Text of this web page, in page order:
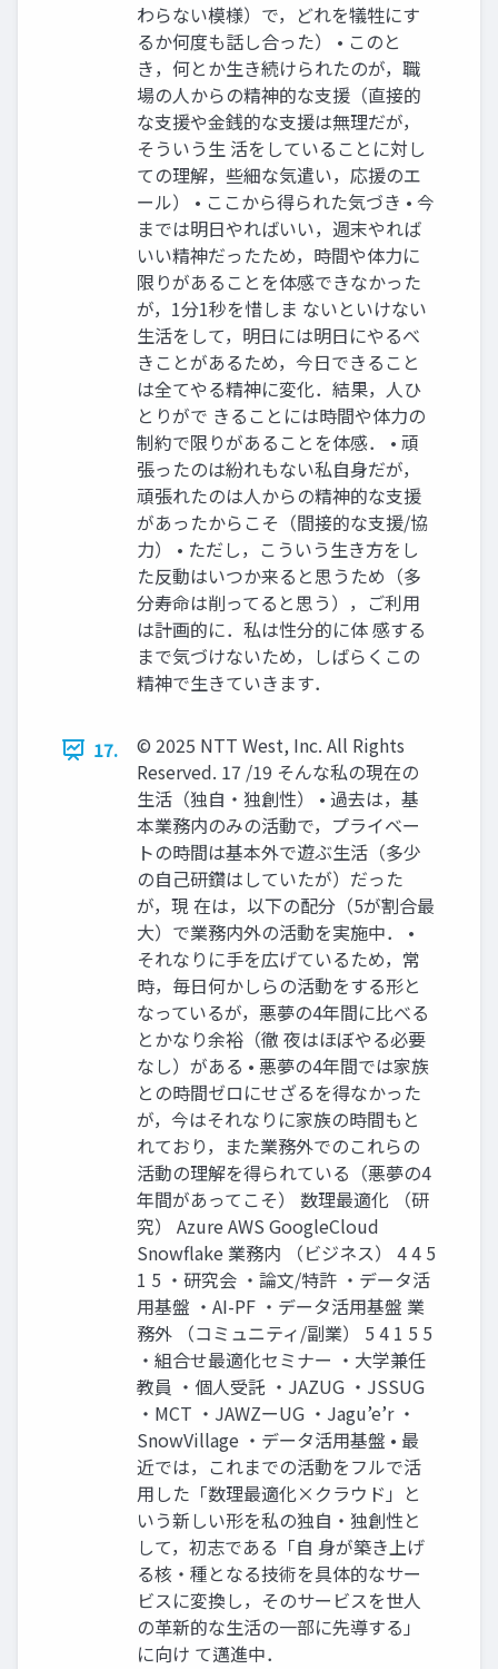
わらない模様）で，どれを犠牲にす
るか何度も話し合った） • このと
き，何とか生き続けられたのが，職
場の人からの精神的な支援（直接的
な支援や金銭的な支援は無理だが，
そういう生 活をしていることに対し
ての理解，些細な気遣い，応援のエ
ール） • ここから得られた気づき • 今
までは明日やればいい，週末やれば
いい精神だったため，時間や体力に
限りがあることを体感できなかった
が，1分1秒を惜しま ないといけない
生活をして，明日には明日にやるべ
きことがあるため，今日できること
は全てやる精神に変化．結果，人ひ
とりがで きることには時間や体力の
制約で限りがあることを体感． • 頑
張ったのは紛れもない私自身だが，
頑張れたのは人からの精神的な支援
があったからこそ（間接的な支援/協
力） • ただし，こういう生き方をし
た反動はいつか来ると思うため（多
分寿命は削ってると思う），ご利用
は計画的に．私は性分的に体 感する
まで気づけないため，しばらくこの
精神で生きていきます．
17.
© 2025 NTT West, Inc. All Rights
Reserved. 17 /19 そんな私の現在の
生活（独自・独創性） • 過去は，基
本業務内のみの活動で，プライベー
トの時間は基本外で遊ぶ生活（多少
の自己研鑽はしていたが）だった
が，現 在は，以下の配分（5が割合最
大）で業務内外の活動を実施中． •
それなりに手を広げているため，常
時，毎日何かしらの活動をする形と
なっているが，悪夢の4年間に比べる
とかなり余裕（徹 夜はほぼやる必要
なし）がある • 悪夢の4年間では家族
との時間ゼロにせざるを得なかった
が，今はそれなりに家族の時間もと
れており，また業務外でのこれらの
活動の理解を得られている（悪夢の4
年間があってこそ） 数理最適化 （研
究） Azure AWS GoogleCloud
Snowflake 業務内 （ビジネス） 4 4 5
1 5 ・研究会 ・論文/特許 ・データ活
用基盤 ・AI-PF ・データ活用基盤 業
務外 （コミュニティ/副業） 5 4 1 5 5
・組合せ最適化セミナー ・大学兼任
教員 ・個人受託 ・JAZUG ・JSSUG
・MCT ・JAWZーUG ・Jagu’e’r ・
SnowVillage ・データ活用基盤 • 最
近では，これまでの活動をフルで活
用した「数理最適化×クラウド」と
いう新しい形を私の独自・独創性と
して，初志である「自 身が築き上げ
る核・種となる技術を具体的なサー
ビスに変換し，そのサービスを世人
の革新的な生活の一部に先導する」
に向け て邁進中．